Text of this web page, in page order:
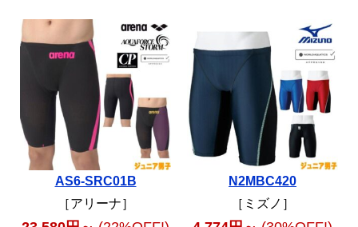
AS6-SRC01B
［アリーナ］
N2MBC420
［ミズノ］